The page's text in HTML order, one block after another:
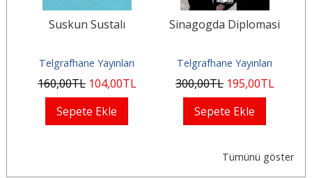
Suskun Sustalı
Telgrafhane Yayınları
160,00TL 104,00TL
Sepete Ekle
Sinagogda Diplomasi
Telgrafhane Yayınları
300,00TL 195,00TL
Sepete Ekle
Tümünü göster